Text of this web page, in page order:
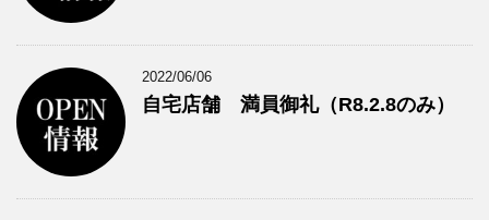
2022/06/06
自宅店舗 満員御礼（R8.2.8のみ）